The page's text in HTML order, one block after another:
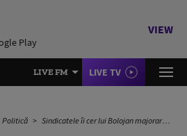
Play
VIEW
LIVE FM LIVE TV
Politică Sindicatele îi cer lui Bolojan majorarea salariului minim cu 300 de lei. „România, un paradis fiscal, cu o politică salarială aberantă”